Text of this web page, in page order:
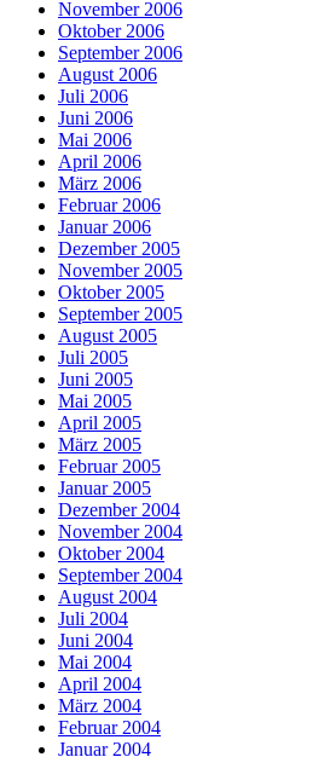
November 2006
Oktober 2006
September 2006
August 2006
Juli 2006
Juni 2006
Mai 2006
April 2006
März 2006
Februar 2006
Januar 2006
Dezember 2005
November 2005
Oktober 2005
September 2005
August 2005
Juli 2005
Juni 2005
Mai 2005
April 2005
März 2005
Februar 2005
Januar 2005
Dezember 2004
November 2004
Oktober 2004
September 2004
August 2004
Juli 2004
Juni 2004
Mai 2004
April 2004
März 2004
Februar 2004
Januar 2004